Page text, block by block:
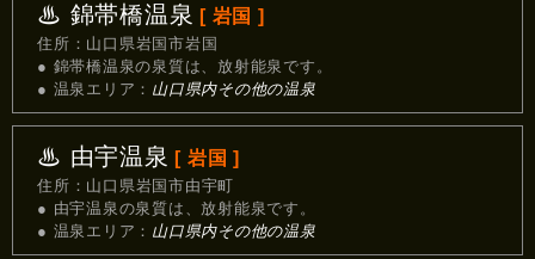
♨ 錦帯橋温泉 [ 岩国 ]
住所：山口県岩国市岩国
● 錦帯橋温泉の泉質は、放射能泉です。
● 温泉エリア： 山口県内その他の温泉
♨ 由宇温泉 [ 岩国 ]
住所：山口県岩国市由宇町
● 由宇温泉の泉質は、放射能泉です。
● 温泉エリア： 山口県内その他の温泉